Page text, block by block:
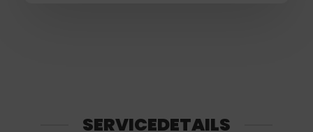
SERVICEDETAILS